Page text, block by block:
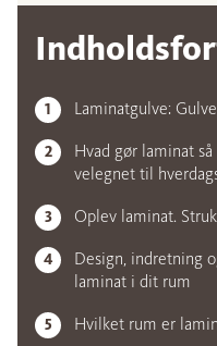
Laminatgulve:
Hvad gør laminat
velegnet til
Oplev laminat.
Design, indretning
laminat i dit rum
Hvilket rum er